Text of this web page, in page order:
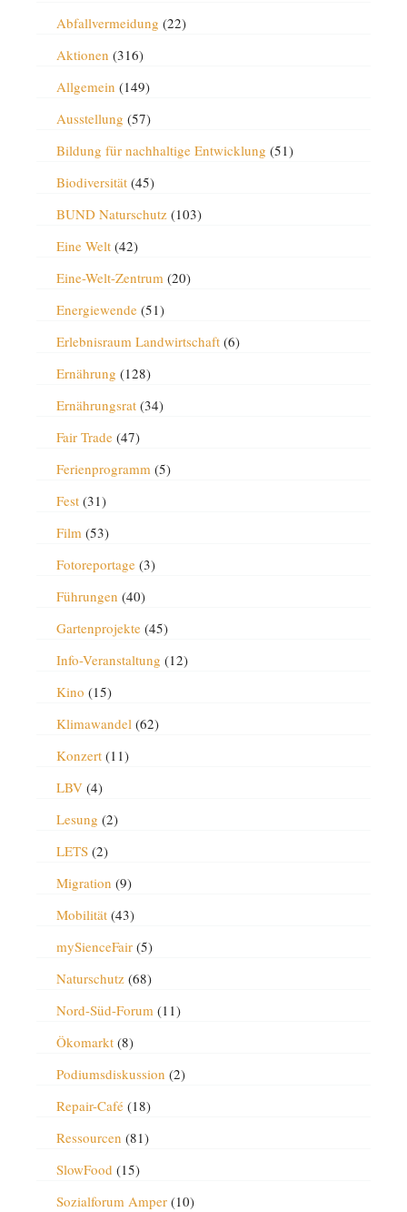
Abfallvermeidung (22)
Aktionen (316)
Allgemein (149)
Ausstellung (57)
Bildung für nachhaltige Entwicklung (51)
Biodiversität(45)
BUND Naturschutz(103)
Eine Welt(42)
Eine-Welt-Zentrum(20)
Energiewende(51)
Erlebnisraum Landwirtschaft(6)
Ernährung (128)
Ernährungsrat(34)
Fair Trade(47)
Ferienprogramm(5)
Fest(31)
Film(53)
Fotoreportage(3)
Führungen (40)
Gartenprojekte(45)
Info-Veranstaltung (12)
Kino (15)
Klimawandel(62)
Konzert(11)
LBV(4)
Lesung (2)
LETS(2)
Migration (9)
Mobilität(43)
mySienceFair(5)
Naturschutz(68)
Nord-Süd-Forum(11)
Ökomarkt(8)
Podiumsdiskussion (2)
Repair-Café(18)
Ressourcen (81)
SlowFood (15)
Sozialforum Amper(10)